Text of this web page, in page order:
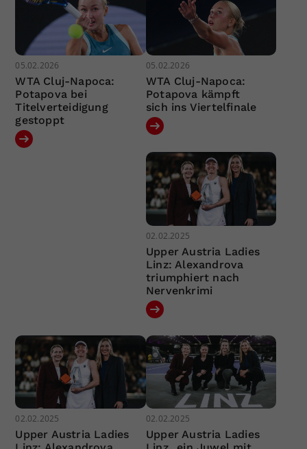
05.02.2026
WTA Cluj-Napoca:
Potapova bei
Titelverteidigung
gestoppt
05.02.2026
WTA Cluj-Napoca:
Potapova kämpft
sich ins Viertelfinale
02.02.2025
Upper Austria Ladies
Linz: Alexandrova
triumphiert nach
Nervenkrimi
02.02.2025
Upper Austria Ladies
02.02.2025
Upper Austria Ladies